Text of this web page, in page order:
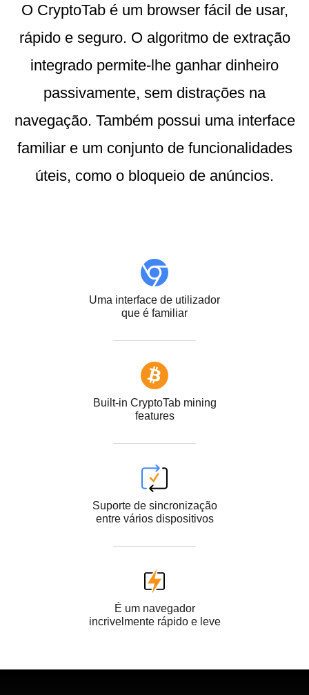
O CryptoTab é um browser fácil de usar,
rápido e seguro. O algoritmo de extração
integrado permite-lhe ganhar dinheiro
passivamente, sem distrações na
navegação. Também possui uma interface
familiar e um conjunto de funcionalidades
úteis, como o bloqueio de anúncios.
Uma interface de utilizador
que é familiar
Built-in CryptoTab mining
features
Suporte de sincronização
entre vários dispositivos
É um navegador
incrivelmente rápido e leve